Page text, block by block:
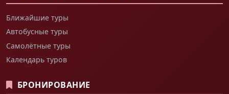
Ближайшие туры
Автобусные туры
Самолётные туры
Календарь туров
БРОНИРОВАНИЕ